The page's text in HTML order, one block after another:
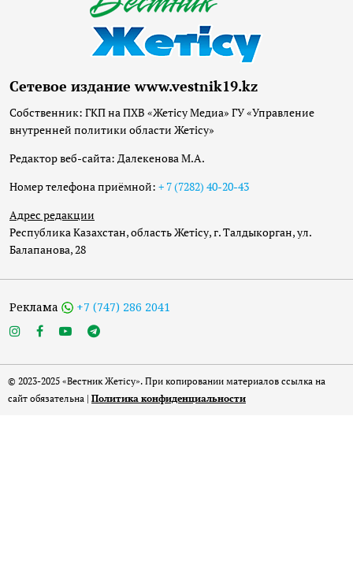
Сетевое издание www.vestnik19.kz
Собственник: ГКП на ПХВ «Жетісу Медиа» ГУ «Управление
внутренней политики области Жетісу»
Редактор веб-сайта: Далекенова М.А.
Номер телефона приёмной: + 7 (7282) 40-20-43
Адрес редакции
Республика Казахстан, область Жетісу, г. Талдыкорган, ул.
Балапанова, 28
Реклама +7 (747) 286 2041
© 2023-2025 «Вестник Жетісу». При копировании материалов ссылка на
сайт обязательна | Политика конфиденциальности